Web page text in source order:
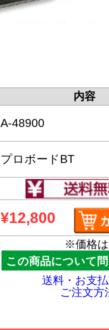
内容
A-48900
プロボードBT
¥12,800
※価格
この商品について
送料・お支
ご注文方